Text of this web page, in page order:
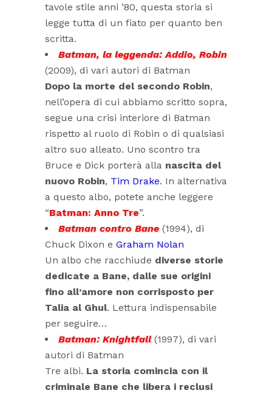
tavole stile anni ’80, questa storia si
legge tutta di un fiato per quanto ben
scritta.
Batman, la leggenda: Addio, Robin
(2009), di vari autori di Batman
Dopo la morte del secondo Robin,
nell’opera di cui abbiamo scritto sopra,
segue una crisi interiore di Batman
rispetto al ruolo di Robin o di qualsiasi
altro suo alleato. Uno scontro tra
Bruce e Dick porterà alla nascita del
nuovo Robin, Tim Drake. In alternativa
a questo albo, potete anche leggere
“Batman: Anno Tre”.
Batman contro Bane (1994), di
Chuck Dixon e Graham Nolan
Un albo che racchiude diverse storie
dedicate a Bane, dalle sue origini
fino all’amore non corrisposto per
Talia al Ghul. Lettura indispensabile
per seguire…
Batman: Knightfall(1997), di vari
autori di Batman
Tre albi. La storia comincia con il
criminale Bane che libera i reclusi